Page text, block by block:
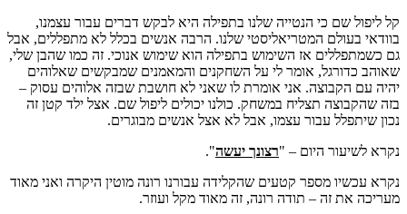
קל ליפול שם כי הנטייה שלנו בתפילה היא לבקש דברים עבור עצמנו,
בוודאי בעולם המטריאליסטי שלנו. הרבה אנשים בכלל לא מתפללים, אבל
גם כשמתפללים אז השימוש בתפילה הוא שימוש אנוכי. זה כמו שהבן שלי,
שאוהב כדורגל, אומר לי על השחקנים והמאמנים שמבקשים שאלוהים
יהיה עם הקבוצה. אני אומרת לו שאני לא חושבת שבזה אלוהים עסוק –
בזה שהקבוצה תצליח במשחק. כולנו יכולים ליפול שם. אצל ילד קטן זה
נכון שיתפלל עבור עצמו, אבל לא אצל אנשים מבוגרים.
נקרא לשיעור היום – "רצונך יעשה".
נקרא עכשיו מספר קטעים שהקלידה עבורנו רונה מוטין היקרה ואני מאוד
מעריכה את זה – תודה רונה, זה מאוד מקל ועוזר.